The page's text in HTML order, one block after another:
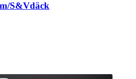
S&Vdäck